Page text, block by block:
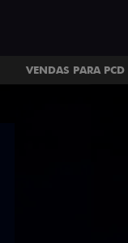
VENDAS PARA PCD